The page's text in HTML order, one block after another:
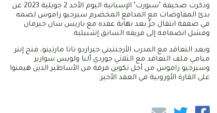
وذكرت صحيفة "سبورت" الإسبانية اليوم الأحد 2 جويلية 2023 عن
بدئ المفاوضات مع المدافع المخضرم سيرجيو راموس لضمه
في صفقة انتقال حرّ بعد نهاية عقده مع باريس سان جيرمان
وفشل انضمامه إلى فريقه السابق إشبيلية.
وبعد التعاقد مع المدرب الأرجنتيني جيراردو تاتا مارتينو، فتح إنتر
ميامي ملف التعاقد مع الثلاثي جوردي ألبا ولويس سواريز
وسيرجيو راموس من أجل تكوين فرقة من الأساطير الذين هيمنوا
على القارة الأوروبية في العقد الأخير.